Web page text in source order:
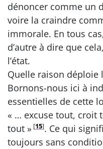
dénoncer comme un
voire la craindre
immorale. En tous
d’autre à dire que
l’état.
Quelle raison déploie
Bornons-nous ici à
essentielles de cette
« … excuse tout, croit
tout » [15]. Ce qui
toujours sans